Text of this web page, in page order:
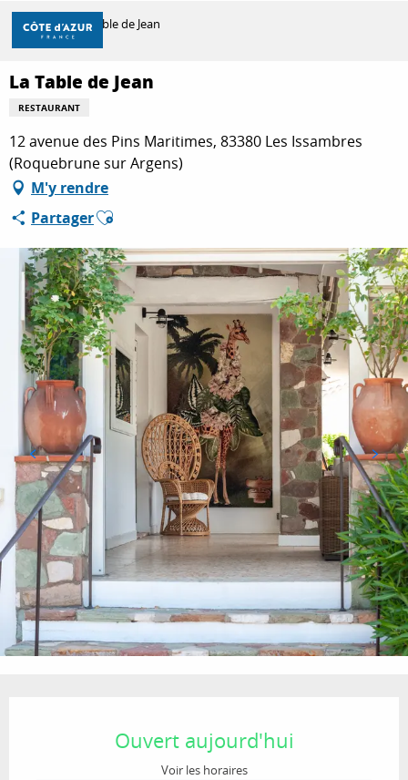
Aller
contenu
principal
DÉCOUVRIR
À FAIRE
SÉJOURNER
Accueil La Table de Jean
La Table de Jean
RESTAURANT
12 avenue des Pins Maritimes, 83380 Les Issambres
(Roquebrune sur Argens)
M'y rendre
PartagerAjouter aux favoris
Ouvert aujourd'hui
Voir les horaires